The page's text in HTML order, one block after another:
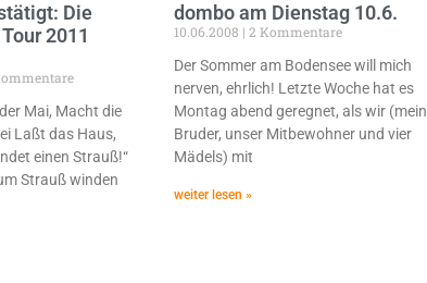
Die
2011
Mai, Macht die
Laßt das Haus,
einen Strauß!“
Strauß winden
dombo am Dienstag 10.6.
10.06.2008
2 Kommentare
Der Sommer am Bodensee will mich
nerven, ehrlich! Letzte Woche hat es
Montag abend geregnet, als wir (mein
Bruder, unser Mitbewohner und vier
Mädels) mit
weiter lesen »